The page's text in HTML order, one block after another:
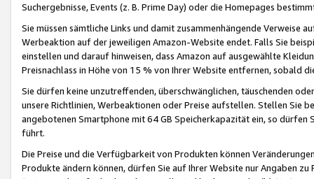
Suchergebnisse, Events (z. B. Prime Day) oder die Homepages
Sie müssen sämtliche Links und damit zusammenhängende
Werbeaktion auf der jeweiligen Amazon-Website endet. Falls Sie
einstellen und darauf hinweisen, dass Amazon auf ausgewählte
Preisnachlass in Höhe von 15 % von Ihrer Website entfernen, sobald
Sie dürfen keine unzutreffenden, überschwänglichen, täuschenden
unsere Richtlinien, Werbeaktionen oder Preise aufstellen. Stellen Sie
angebotenen Smartphone mit 64 GB Speicherkapazität ein, so dürfen
führt.
Die Preise und die Verfügbarkeit von Produkten können
Produkte ändern können, dürfen Sie auf Ihrer Website nur Angaben